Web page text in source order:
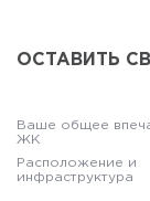
ОСТАВИТЬ
Ваше общее
ЖК
Расположение и
инфраструктура